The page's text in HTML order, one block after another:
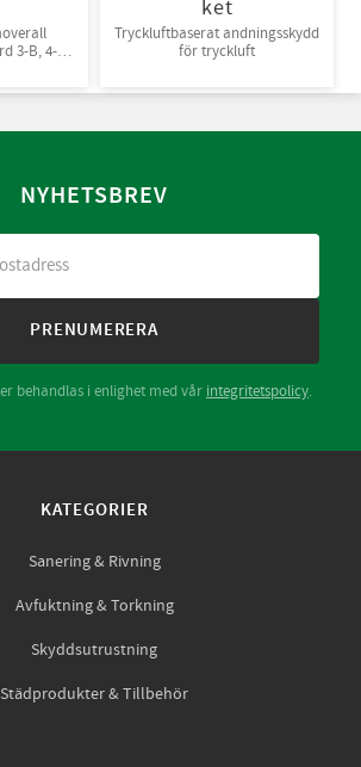
3-B, 4-B,
ket
Tryckluftbaserat andningsskydd
för tryckluft
NYHETSBREV
PRENUMERERA
behandlas i enlighet med vår integritetspolicy.
KATEGORIER
Sanering & Rivning
Avfuktning & Torkning
Skyddsutrustning
Städprodukter & Tillbehör